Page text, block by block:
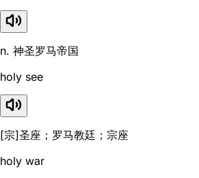
n. 神圣罗马帝国
holy see
[宗]圣座；罗马教廷；宗座
holy war